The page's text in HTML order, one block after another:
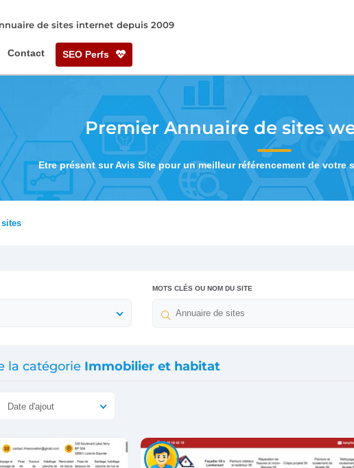
de sites internet depuis 2009
Contact SEO Perfs
Premier Annuaire de sites
Etre présent sur Avis Site pour un meilleur référencement de votre
sites
MOTS CLÉS OU NOM DU SITE
la catégorie Immobilier et habitat
Date d'ajout